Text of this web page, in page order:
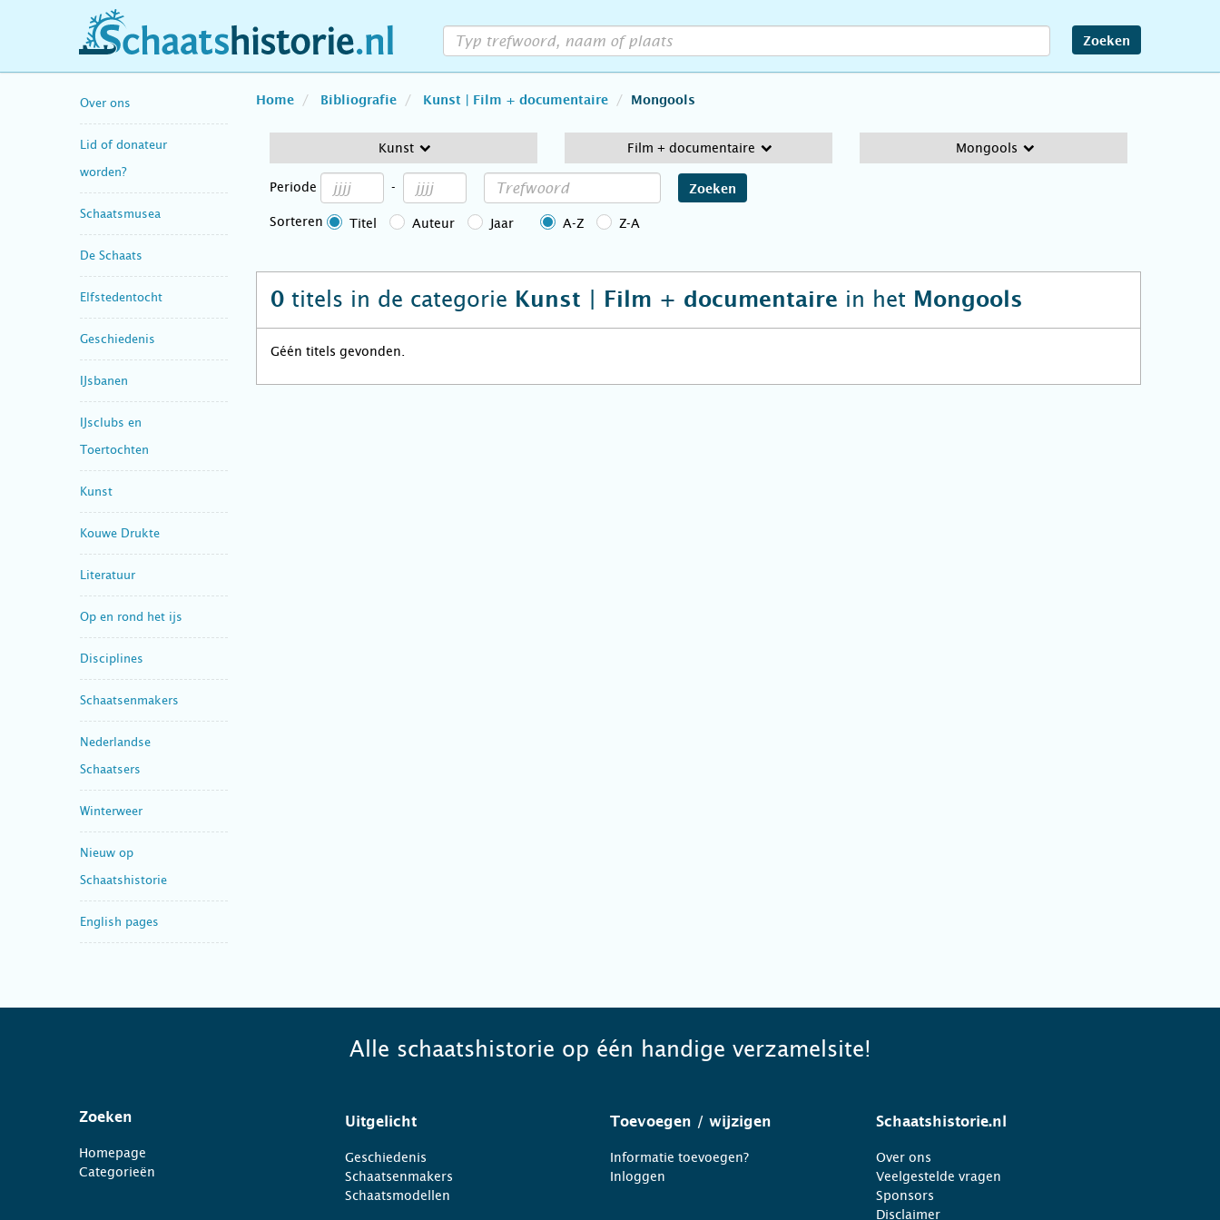
schaatshistorie.nl Zoeken
Over ons
Lid of donateur
worden?
Schaatsmusea
De Schaats
Elfstedentocht
Geschiedenis
IJsbanen
IJsclubs en
Toertochten
Kunst
Kouwe Drukte
Literatuur
Op en rond het ijs
Disciplines
Schaatsenmakers
Nederlandse
Schaatsers
Winterweer
Nieuw op
Schaatshistorie
English pages
Home Bibliografie Kunst | Film + documentaire Mongools
Kunst Film + documentaire Mongools
Periode - Zoeken
Sorteren Titel Auteur Jaar A-Z Z-A
0 titels in de categorie Kunst | Film + documentaire in het Mongools
Géén titels gevonden.
Alle schaatshistorie op één handige verzamelsite!
Zoeken
Homepage
Categorieën
Uitgelicht
Geschiedenis
Schaatsenmakers
Schaatsmodellen
Toevoegen / wijzigen
Informatie toevoegen?
Inloggen
Schaatshistorie.nl
Over ons
Veelgestelde vragen
Sponsors
Disclaimer